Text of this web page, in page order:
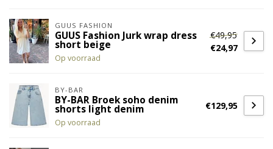
GUUS FASHION
GUUS Fashion Jurk wrap dress
short beige
Op voorraad
€49,95
€24,97
BY-BAR
BY-BAR Broek soho denim
shorts light denim
Op voorraad
€129,95